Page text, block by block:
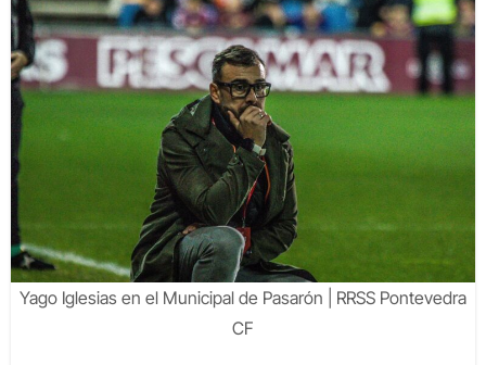
Yago Iglesias en el Municipal de Pasarón | RRSS Pontevedra
CF